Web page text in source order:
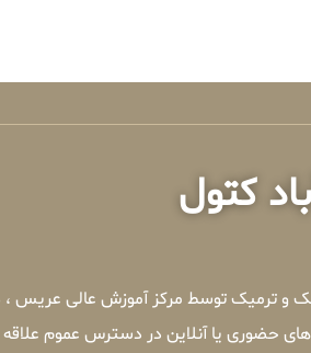
کتول
و ترمیک توسط مرکز آموزش عالی عریس
حضوری یا آنلاین در دسترس عموم علاقه